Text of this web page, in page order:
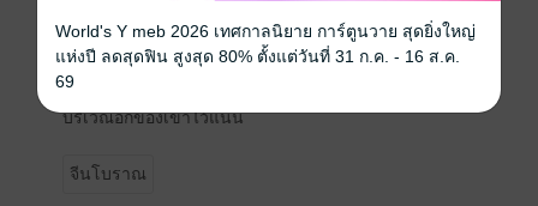
ถ้อยคำนั้นราวกับอสนีบาตที่ฟาดลงกลางใจดวงน้อยของซู
มี่เหยา หัวใจของนางเต้นระส่ำไม่เป็นขบวน ความร้อน
วาบแล่นไปทั่วใบหน้าจนแดงก่ำไล่ไปถึงใบหู นางทั้งโกรธ
ทั้งอาย ทั้งกลัว จนทำได้เพียงเบือนหน้าหนีและกำเสื้อ
บริเวณอกของเขาไว้แน่น
จีนโบราณ
World's Y meb 2026 เทศกาลนิยาย การ์ตูนวาย สุดยิ่งใหญ่
แห่งปี ลดสุดฟิน สูงสุด 80% ตั้งแต่วันที่ 31 ก.ค. - 16 ส.ค.
69